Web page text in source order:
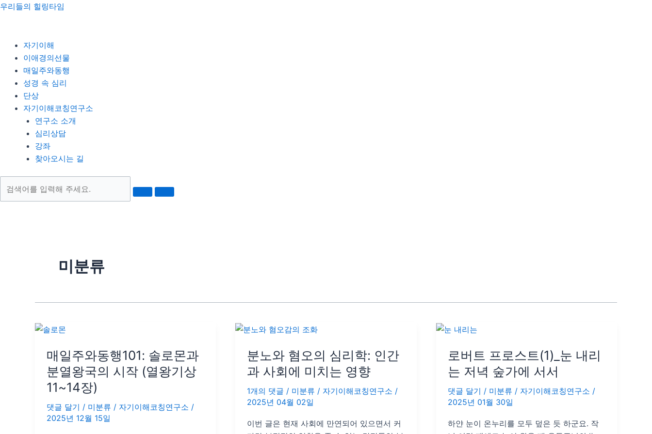
콘
우리들의 힐링타임
Menu
자기이해
이애경의선물
매일주와동행
성경 속 심리
단상
자기이해코칭연구소
연구소 소개
심리상담
강좌
찾아오시는 길
미분류
매일주와동행101: 솔로몬과
분열왕국의 시작 (열왕기상
11~14장)
댓글 달기 / 미분류 / 자기이해코칭연구소 /
2025년 12월 15일
매
주
와
동
행
101:
솔
분노와 혐오의 심리학: 인간
과 사회에 미치는 영향
1개의 댓글 / 미분류 / 자기이해코칭연구소 /
2025년 04월 02일
이번 글은 현재 사회에 만연되어 있으면서 커
분
와
혐
오
의
심
학:
로버트 프로스트(1)_눈 내리
는 저녁 숲가에 서서
댓글 달기 / 미분류 / 자기이해코칭연구소 /
2025년 01월 30일
하얀 눈이 온누리를 모두 덮은 듯 하군요. 작
로
트
프
로
스
트
눈